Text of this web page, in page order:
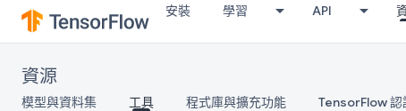
安裝 學習 API
資源
模型與資料集 工具 程式庫與擴充功能 TensorFlow 認